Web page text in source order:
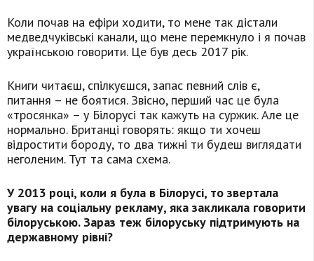
Коли почав на ефіри ходити, то мене так дістали
медведчуківські канали, що мене перемкнуло і я почав
українською говорити. Це був десь 2017 рік.
Книги читаєш, спілкуєшся, запас певний слів є,
питання – не боятися. Звісно, перший час це була
«тросянка» – у Білорусі так кажуть на суржик. Але це
нормально. Британці говорять: якщо ти хочеш
відростити бороду, то два тижні ти будеш виглядати
неголеним. Тут та сама схема.
У 2013 році, коли я була в Білорусі, то звертала
увагу на соціальну рекламу, яка закликала говорити
білоруською. Зараз теж білоруську підтримують на
державному рівні?